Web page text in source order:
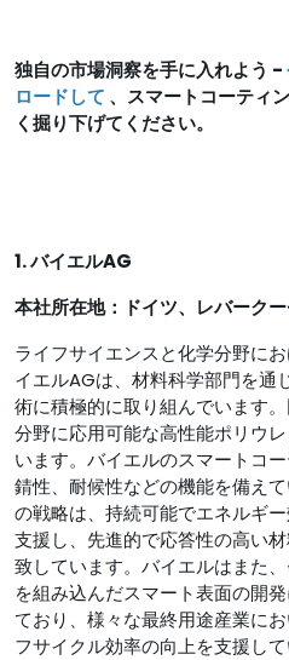
独自の市場洞察を手に入れよう -
ロードして 、スマートコーティ
く掘り下げてください。
1. バイエルAG
本社所在地：ドイツ、レバーク
ライフサイエンスと化学分野に
イエルAGは、材料科学部門を通
術に積極的に取り組んでいます
分野に応用可能な高性能ポリウ
います。バイエルのスマートコ
錆性、耐候性などの機能を備え
の戦略は、持続可能でエネルギ
支援し、先進的で応答性の高い
致しています。バイエルはまた
を組み込んだスマート表面の開
ており、様々な最終用途産業に
フサイクル効率の向上を支援して